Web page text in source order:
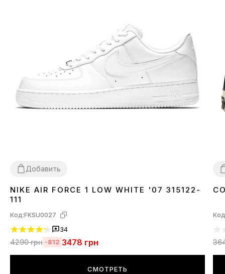
Добавить
3637 38 39 40414243 444546
NIKE AIR FORCE 1 LOW WHITE '07 315122-
111
Код:FKSU0027
34
4290грн -812 3478 грн
СМОТРЕТЬ